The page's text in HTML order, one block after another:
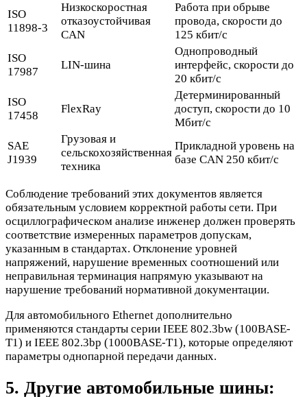
ISO
11898-3
Низкоскоростная
отказоустойчивая
CAN
Работа при обрыве
провода, скорости до
125 кбит/с
ISO
17987
LIN-шина
Однопроводный
интерфейс, скорости до
20 кбит/с
ISO
17458
FlexRay
Детерминированный
доступ, скорости до 10
Мбит/с
SAE
J1939
Грузовая и
сельскохозяйственная
техника
Прикладной уровень на
базе CAN 250 кбит/с
Соблюдение требований этих документов является
обязательным условием корректной работы сети. При
осциллографическом анализе инженер должен проверять
соответствие измеренных параметров допускам,
указанным в стандартах. Отклонение уровней
напряжений, нарушение временных соотношений или
неправильная терминация напрямую указывают на
нарушение требований нормативной документации.
Для автомобильного Ethernet дополнительно
применяются стандарты серии IEEE 802.3bw (100BASE-
T1) и IEEE 802.3bp (1000BASE-T1), которые определяют
параметры однопарной передачи данных.
5. Другие автомобильные шины: